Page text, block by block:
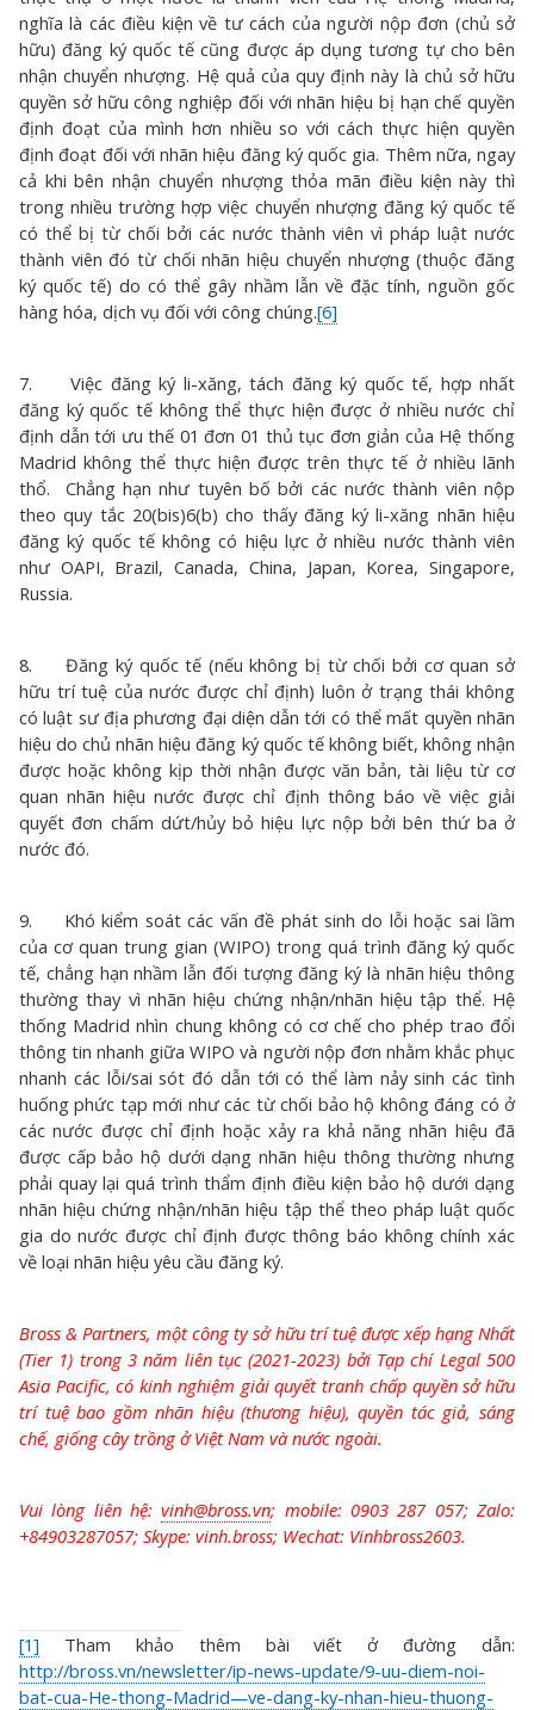
nghĩa là các điều kiện về tư cách của người nộp đơn (chủ sở
hữu) đăng ký quốc tế cũng được áp dụng tương tự cho bên
nhận chuyển nhượng. Hệ quả của quy định này là chủ sở hữu
quyền sở hữu công nghiệp đối với nhãn hiệu bị hạn chế quyền
định đoạt của mình hơn nhiều so với cách thực hiện quyền
định đoạt đối với nhãn hiệu đăng ký quốc gia. Thêm nữa, ngay
cả khi bên nhận chuyển nhượng thỏa mãn điều kiện này thì
trong nhiều trường hợp việc chuyển nhượng đăng ký quốc tế
có thể bị từ chối bởi các nước thành viên vì pháp luật nước
thành viên đó từ chối nhãn hiệu chuyển nhượng (thuộc đăng
ký quốc tế) do có thể gây nhầm lẫn về đặc tính, nguồn gốc
hàng hóa, dịch vụ đối với công chúng.[6]
7. Việc đăng ký li-xăng, tách đăng ký quốc tế, hợp nhất
đăng ký quốc tế không thể thực hiện được ở nhiều nước chỉ
định dẫn tới ưu thế 01 đơn 01 thủ tục đơn giản của Hệ thống
Madrid không thể thực hiện được trên thực tế ở nhiều lãnh
thổ. Chẳng hạn như tuyên bố bởi các nước thành viên nộp
theo quy tắc 20(bis)6(b) cho thấy đăng ký li-xăng nhãn hiệu
đăng ký quốc tế không có hiệu lực ở nhiều nước thành viên
như OAPI, Brazil, Canada, China, Japan, Korea, Singapore,
Russia.
8. Đăng ký quốc tế (nếu không bị từ chối bởi cơ quan sở
hữu trí tuệ của nước được chỉ định) luôn ở trạng thái không
có luật sư địa phương đại diện dẫn tới có thể mất quyền nhãn
hiệu do chủ nhãn hiệu đăng ký quốc tế không biết, không nhận
được hoặc không kịp thời nhận được văn bản, tài liệu từ cơ
quan nhãn hiệu nước được chỉ định thông báo về việc giải
quyết đơn chấm dứt/hủy bỏ hiệu lực nộp bởi bên thứ ba ở
nước đó.
9. Khó kiểm soát các vấn đề phát sinh do lỗi hoặc sai lầm
của cơ quan trung gian (WIPO) trong quá trình đăng ký quốc
tế, chẳng hạn nhầm lẫn đối tượng đăng ký là nhãn hiệu thông
thường thay vì nhãn hiệu chứng nhận/nhãn hiệu tập thể. Hệ
thống Madrid nhìn chung không có cơ chế cho phép trao đổi
thông tin nhanh giữa WIPO và người nộp đơn nhằm khắc phục
nhanh các lỗi/sai sót đó dẫn tới có thể làm nảy sinh các tình
huống phức tạp mới như các từ chối bảo hộ không đáng có ở
các nước được chỉ định hoặc xảy ra khả năng nhãn hiệu đã
được cấp bảo hộ dưới dạng nhãn hiệu thông thường nhưng
phải quay lại quá trình thẩm định điều kiện bảo hộ dưới dạng
nhãn hiệu chứng nhận/nhãn hiệu tập thể theo pháp luật quốc
gia do nước được chỉ định được thông báo không chính xác
về loại nhãn hiệu yêu cầu đăng ký.
Bross & Partners, một công ty sở hữu trí tuệ được xếp hạng Nhất
(Tier 1) trong 3 năm liên tục (2021-2023) bởi Tạp chí Legal 500
Asia Pacific, có kinh nghiệm giải quyết tranh chấp quyền sở hữu
trí tuệ bao gồm nhãn hiệu (thương hiệu), quyền tác giả, sáng
chế, giống cây trồng ở Việt Nam và nước ngoài.
Vui lòng liên hệ:vinh@bross.vn; mobile: 0903 287 057; Zalo:
+84903287057; Skype: vinh.bross; Wechat: Vinhbross2603.
[1] Tham khảo thêm bài viết ở đường dẫn:
http://bross.vn/newsletter/ip-news-update/9-uu-diem-noi-
bat-cua-He-thong-Madrid—ve-dang-ky-nhan-hieu-thuong-